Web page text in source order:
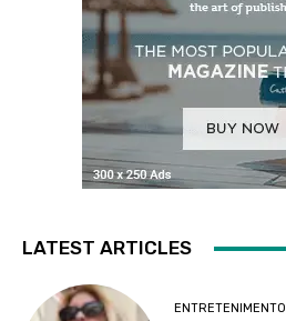
LATEST ARTICLES
ENTRETENIMENTO